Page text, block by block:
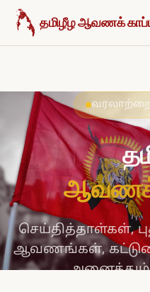
உள்ளடக்கத்திற்குச் செல்க
தமிழீழ ஆவணக்
ஆவணக்
செய்தித்தாள்கள்,
ஆவணங்கள்,
அனைத்தும்